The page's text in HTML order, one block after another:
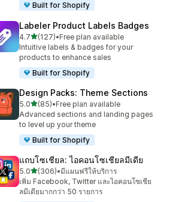
Built for Shopify
Labeler Product Labels Badges
4.7เต็ม 5 ดาว
(127)
ทั้งหมด 127 รีวิว
•Free plan available
Intuitive labels & badges for your
products to enhance sales
Built for Shopify
Design Packs: Theme Sections
5.0เต็ม 5 ดาว
(85)
ทั้งหมด 85 รีวิว
•Free plan available
Advanced sections and landing pages
to level up your theme
Built for Shopify
แถบโซเชียล: ไอคอนโซเชียลมีเดีย
5.0เต็ม 5 ดาว
(306)
ทั้งหมด 306 รีวิว
•มีแผนฟรีให้บริการ
เพิ่ม Facebook, Twitter และไอคอนโซเชีย
ลมีเดียมากกว่า 50 รายการ